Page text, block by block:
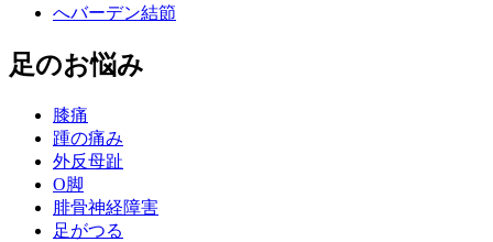
へバーデン結節
足のお悩み
膝痛
踵の痛み
外反母趾
О脚
腓骨神経障害
足がつる